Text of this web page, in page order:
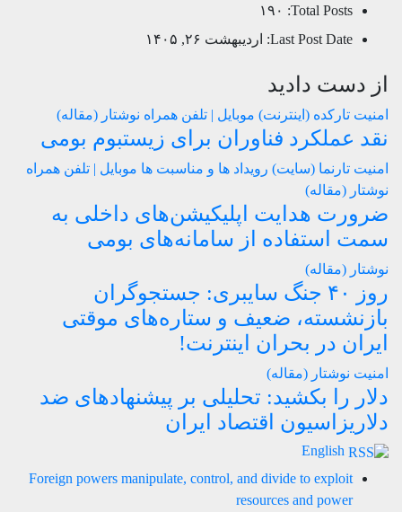
Total Posts:
۱۹۰
Last Post Date:
اردیبهشت ۲۶, ۱۴۰۵
از دست دادید
امنیت تارکده (اینترنت) موبایل | تلفن همراه نوشتار (مقاله)
نقد عملکرد فناوران برای زیستبوم بومی
امنیت تارنما (سایت) رویداد ها و مناسبت ها موبایل | تلفن همراه
نوشتار (مقاله)
ضرورت هدایت اپلیکیشن‌های داخلی به
سمت استفاده از سامانه‌های بومی
نوشتار (مقاله)
روز ۴۰ جنگ سایبری: جستجوگران
بازنشسته، ضعیف و ستاره‌های موقتی
ایران در بحران اینترنت!
امنیت نوشتار (مقاله)
دلار را بکشید: تحلیلی بر پیشنهادهای ضد
دلاریزاسیون اقتصاد ایران
English
Foreign powers manipulate, control, and divide to exploit
resources and power